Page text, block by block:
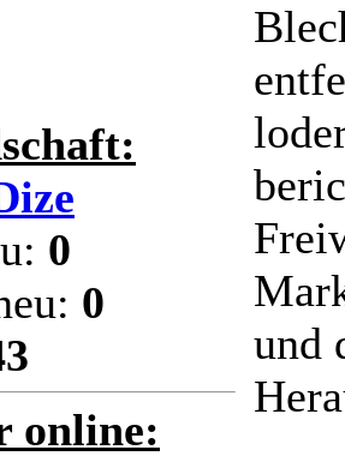
0
0
online:
und